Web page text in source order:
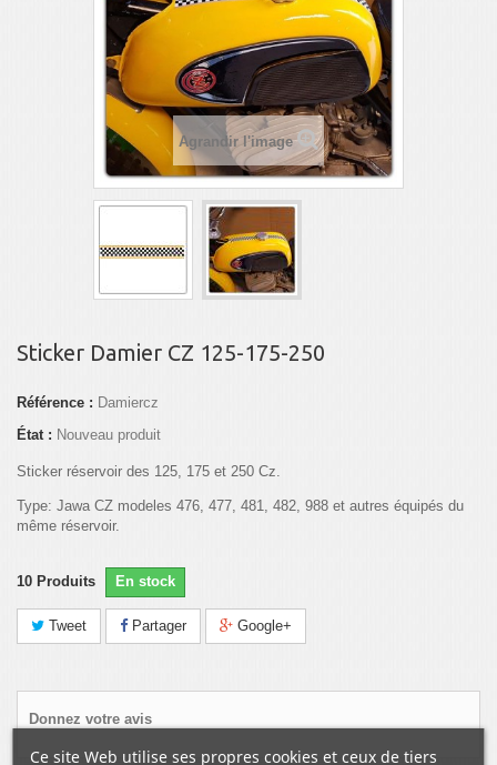
Agrandir l'image
Sticker Damier CZ 125-175-250
Référence : Damiercz
État : Nouveau produit
Sticker réservoir des 125, 175 et 250 Cz.
Type: Jawa CZ modeles 476, 477, 481, 482, 988 et autres équipés du
même réservoir.
10 Produits En stock
Tweet Partager Google+
Donnez votre avis
Ce site Web utilise ses propres cookies et ceux de tiers